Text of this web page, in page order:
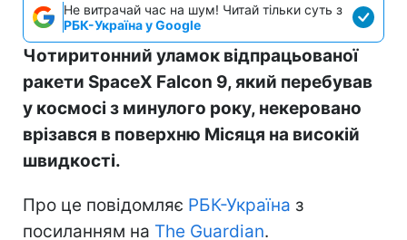
Не витрачай час на шум! Читай тільки суть з
РБК-Україна у Google
Чотиритонний уламок відпрацьованої
ракети SpaceX Falcon 9, який перебував
у космосі з минулого року, некеровано
врізався в поверхню Місяця на високій
швидкості.
Про це повідомляє РБК-Україна з
посиланням на The Guardian.